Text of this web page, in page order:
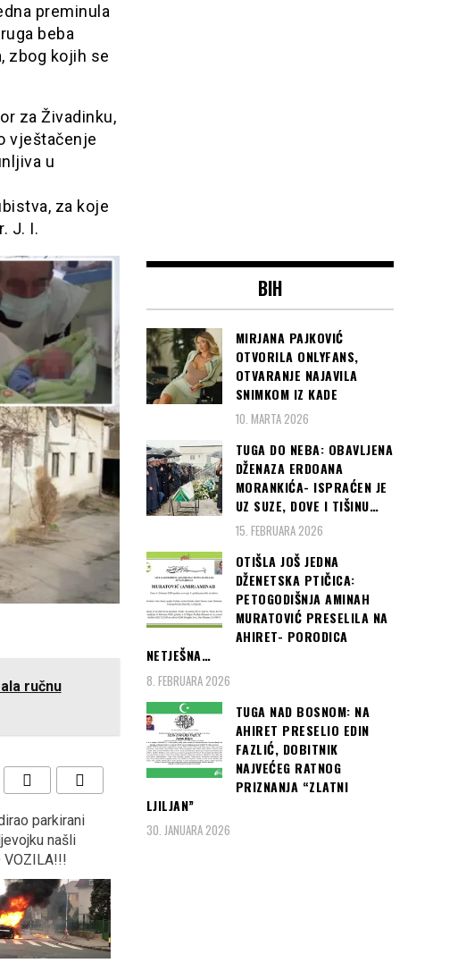
preminula
beba
zbog kojih se
za Živadinku,
vještačenje
u
za koje
J. I.
ručnu
parkirani
našli
VOZILA!!!
VOZAČ BIJELOG
BIH
MIRJANA PAJKOVIĆ
OTVORILA ONLYFANS,
OTVARANJE NAJAVILA
SNIMKOM IZ KADE
10. MARTA 2026
TUGA DO NEBA: OBAVLJENA
DŽENAZA ERDOANA
MORANKIĆA- ISPRAĆEN JE
UZ SUZE, DOVE I TIŠINU…
15. FEBRUARA 2026
OTIŠLA JOŠ JEDNA
DŽENETSKA PTIČICA:
PETOGODIŠNJA AMINAH
MURATOVIĆ PRESELILA NA
AHIRET- PORODICA
NETJEŠNA…
8. FEBRUARA 2026
TUGA NAD BOSNOM: NA
AHIRET PRESELIO EDIN
FAZLIĆ, DOBITNIK
NAJVEĆEG RATNOG
PRIZNANJA “ZLATNI
LJILJAN”
30. JANUARA 2026